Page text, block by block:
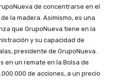
de concentrarse en el
la madera. Asimismo, es una
que GrupoNueva tiene en la
y su capacidad de
presidente de GrupoNueva.
en un remate en la Bolsa de
de acciones, a un precio